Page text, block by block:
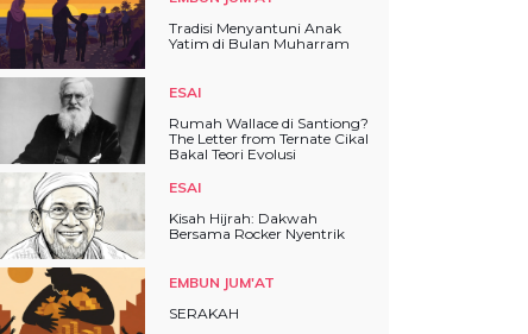
Tradisi Menyantuni Anak
Yatim di Bulan Muharram
ESAI
Rumah Wallace di Santiong?
The Letter from Ternate Cikal
Bakal Teori Evolusi
ESAI
Kisah Hijrah: Dakwah
Bersama Rocker Nyentrik
EMBUN JUM'AT
SERAKAH